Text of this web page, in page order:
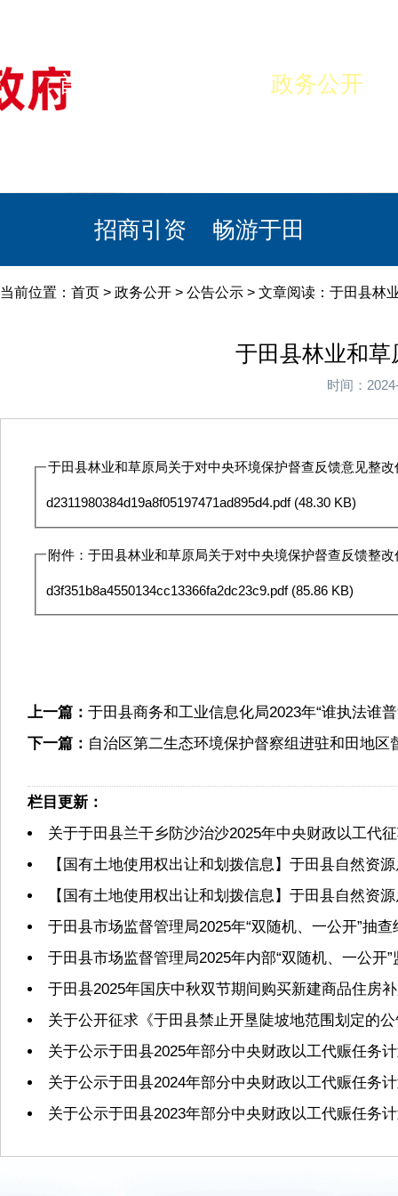
首页 政务公开
招商引资 畅游于田
当前位置： 首页 > 政务公开 > 公告公示 > 文章阅读：于田县林
于田县林业和
时间：
于田县林业和草原局关于对中央环境保护督查反馈意见整
d2311980384d19a8f05197471ad895d4.pdf(48.30 KB)
附件：于田县林业和草原局关于对中央境保护督查反馈整
d3f351b8a4550134cc13366fa2dc23c9.pdf(85.86 KB)
上一篇： 于田县商务和工业信息化局2023年“谁执法谁
下一篇： 自治区第二生态环境保护督察组进驻和田地区
栏目更新：
关于于田县兰干乡防沙治沙2025年中央财政以工代
【国有土地使用权出让和划拨信息】于田县自然资
【国有土地使用权出让和划拨信息】于田县自然资
于田县市场监督管理局2025年“双随机、一公开”抽查
于田县市场监督管理局2025年内部“双随机、一公开
于田县2025年国庆中秋双节期间购买新建商品住房
关于公开征求《于田县禁止开垦陡坡地范围划定的
关于公示于田县2025年部分中央财政以工代赈任务
关于公示于田县2024年部分中央财政以工代赈任务
关于公示于田县2023年部分中央财政以工代赈任务